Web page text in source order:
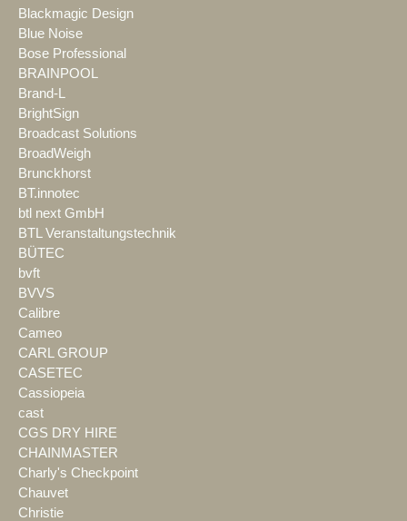
Blackmagic Design
Blue Noise
Bose Professional
BRAINPOOL
Brand-L
BrightSign
Broadcast Solutions
BroadWeigh
Brunckhorst
BT.innotec
btl next GmbH
BTL Veranstaltungstechnik
BÜTEC
bvft
BVVS
Calibre
Cameo
CARL GROUP
CASETEC
Cassiopeia
cast
CGS DRY HIRE
CHAINMASTER
Charly's Checkpoint
Chauvet
Christie